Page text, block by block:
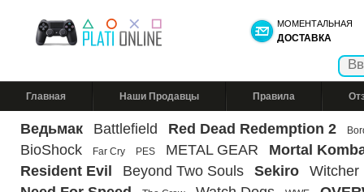
МОМЕНТАЛЬНАЯ
ДОСТАВКА
Главная Наши Продавцы Правила
Ведьмак Battlefield Red Dead Redemption 2
BioShock Far Cry PES METAL GEAR
Mortal
Resident Evil
Beyond Two Souls Sekiro
Witcher